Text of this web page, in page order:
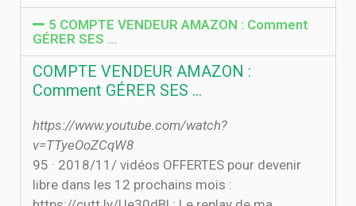
5 COMPTE VENDEUR AMAZON : Comment
GÉRER SES …
COMPTE VENDEUR AMAZON :
Comment GÉRER SES …
https://www.youtube.com/watch?
v=TTyeOoZCqW8
9‏‏/11‏‏/2018 · 5 vidéos OFFERTES pour devenir
libre dans les 12 prochains mois :